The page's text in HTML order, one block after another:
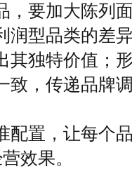
，要加大陈列
润型品类的差
其独特价值；
致，传递品牌
配置，让每个
效果。